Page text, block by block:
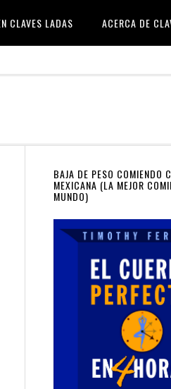
CLAVES LADAS ACERCA DE
Primary
Sidebar
BAJA DE PESO COMIENDO
MEXICANA (LA MEJOR
MUNDO)